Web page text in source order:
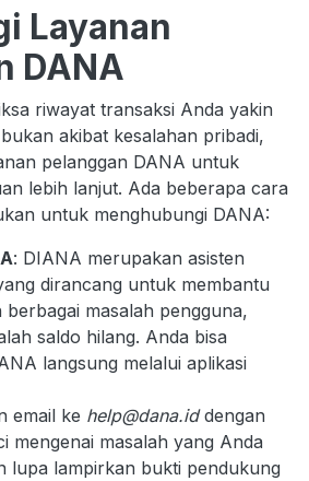
Layanan
DANA
riwayat transaksi Anda yakin
akibat kesalahan pribadi,
pelanggan DANA untuk
lebih lanjut. Ada beberapa cara
untuk menghubungi DANA:
: DIANA merupakan asisten
dirancang untuk membantu
berbagai masalah pengguna,
saldo hilang. Anda bisa
langsung melalui aplikasi
email ke help@dana.iddengan
mengenai masalah yang Anda
lupa lampirkan bukti pendukung